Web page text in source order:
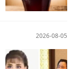
2026-08-05